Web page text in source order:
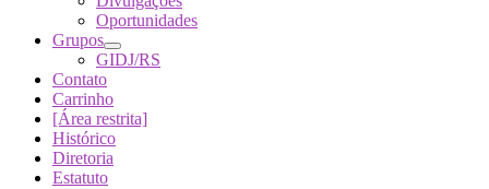
Oportunidades
Grupos
GIDJ/RS
Contato
Carrinho
[Área restrita]
Histórico
Diretoria
Estatuto